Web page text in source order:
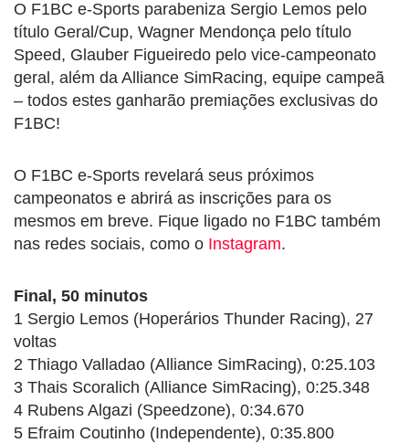
O F1BC e-Sports parabeniza Sergio Lemos pelo
título Geral/Cup, Wagner Mendonça pelo título
Speed, Glauber Figueiredo pelo vice-campeonato
geral, além da Alliance SimRacing, equipe campeã
– todos estes ganharão premiações exclusivas do
F1BC!
O F1BC e-Sports revelará seus próximos
campeonatos e abrirá as inscrições para os
mesmos em breve. Fique ligado no F1BC também
nas redes sociais, como o Instagram.
Final, 50 minutos
1 Sergio Lemos (Hoperários Thunder Racing), 27
voltas
2 Thiago Valladao (Alliance SimRacing), 0:25.103
3 Thais Scoralich (Alliance SimRacing), 0:25.348
4 Rubens Algazi (Speedzone), 0:34.670
5 Efraim Coutinho (Independente), 0:35.800